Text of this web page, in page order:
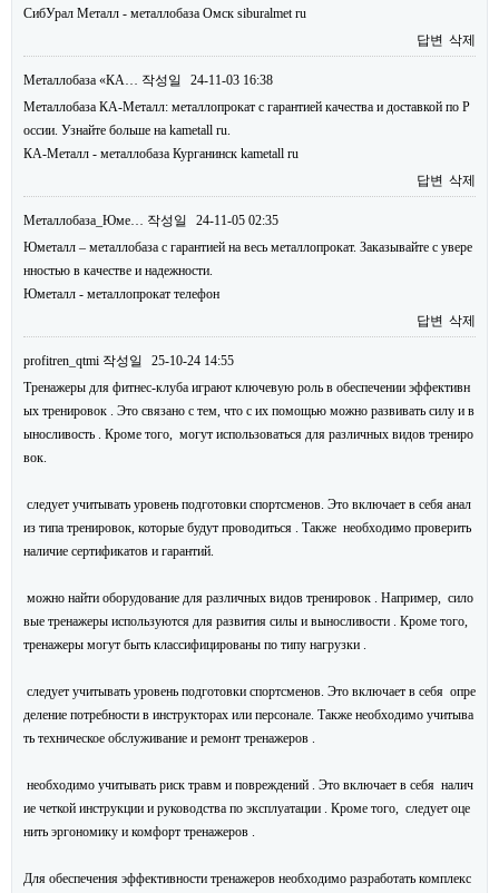
СибУрал Металл - металлобаза Омск siburalmet ru
답변 삭제
Металлобаза «КА… 작성일
24-11-03 16:38
Металлобаза КА-Металл: металлопрокат с гарантией качества и доставкой по Р
оссии. Узнайте больше на kametall ru.
КА-Металл - металлобаза Курганинск kametall ru
답변 삭제
Металлобаза_Юме… 작성일
24-11-05 02:35
Юметалл – металлобаза с гарантией на весь металлопрокат. Заказывайте с увере
нностью в качестве и надежности.
Юметалл - металлопрокат телефон
답변 삭제
profitren_qtmi 작성일
25-10-24 14:55
Тренажеры для фитнес-клуба играют ключевую роль в обеспечении эффективн
ых тренировок . Это связано с тем, что с их помощью можно развивать силу и в
ыносливость . Кроме того, могут использоваться для различных видов трениро
вок.
следует учитывать уровень подготовки спортсменов. Это включает в себя анал
из типа тренировок, которые будут проводиться . Также необходимо проверить
наличие сертификатов и гарантий.
можно найти оборудование для различных видов тренировок . Например, сило
вые тренажеры используются для развития силы и выносливости . Кроме того,
тренажеры могут быть классифицированы по типу нагрузки .
следует учитывать уровень подготовки спортсменов. Это включает в себя опре
деление потребности в инструкторах или персонале. Также необходимо учитыва
ть техническое обслуживание и ремонт тренажеров .
необходимо учитывать риск травм и повреждений . Это включает в себя налич
ие четкой инструкции и руководства по эксплуатации . Кроме того, следует оце
нить эргономику и комфорт тренажеров .
Для обеспечения эффективности тренажеров необходимо разработать комплекс